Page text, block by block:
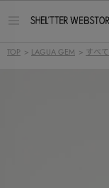
ー
TOP > LAGUA GEM > すべて